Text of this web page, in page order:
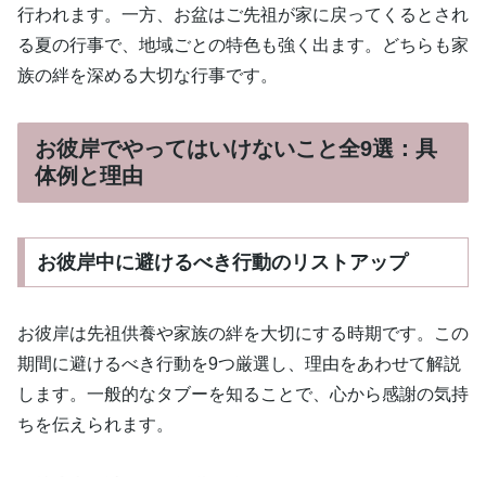
行われます。一方、お盆はご先祖が家に戻ってくるとされ
る夏の行事で、地域ごとの特色も強く出ます。どちらも家
族の絆を深める大切な行事です。
お彼岸でやってはいけないこと全9選：具
体例と理由
お彼岸中に避けるべき行動のリストアップ
お彼岸は先祖供養や家族の絆を大切にする時期です。この
期間に避けるべき行動を9つ厳選し、理由をあわせて解説
します。一般的なタブーを知ることで、心から感謝の気持
ちを伝えられます。